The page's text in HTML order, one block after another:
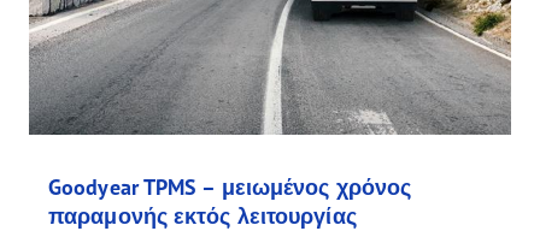
Goodyear TPMS – μειωμένος χρόνος
παραμονής εκτός λειτουργίας